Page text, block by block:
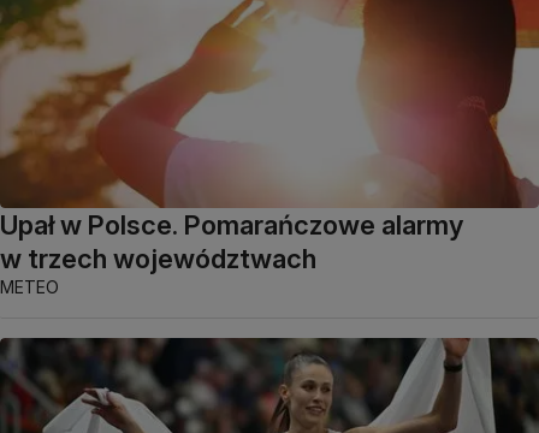
Upał w Polsce. Pomarańczowe alarmy
w trzech województwach
METEO